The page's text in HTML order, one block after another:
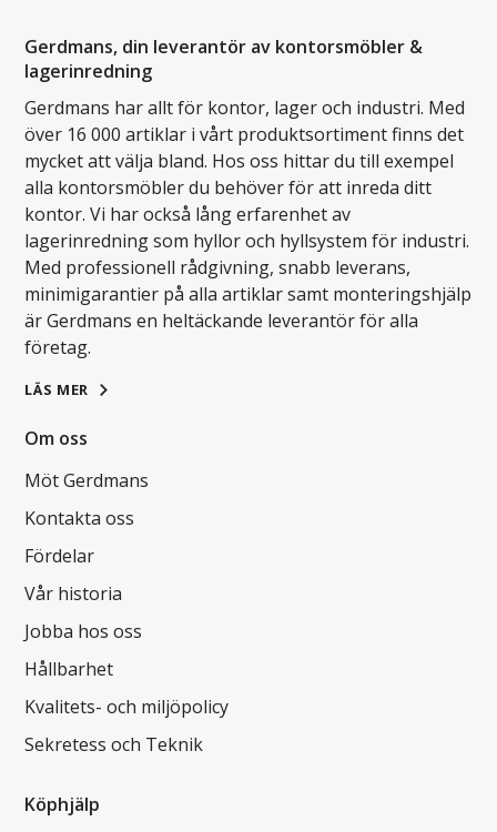
Gerdmans, din leverantör av kontorsmöbler &
lagerinredning
Gerdmans har allt för kontor, lager och industri. Med
över 16 000 artiklar i vårt produktsortiment finns det
mycket att välja bland. Hos oss hittar du till exempel
alla kontorsmöbler du behöver för att inreda ditt
kontor. Vi har också lång erfarenhet av
lagerinredning som hyllor och hyllsystem för industri.
Med professionell rådgivning, snabb leverans,
minimigarantier på alla artiklar samt monteringshjälp
är Gerdmans en heltäckande leverantör för alla
företag.
LÄS MER
Om oss
Möt Gerdmans
Kontakta oss
Fördelar
Vår historia
Jobba hos oss
Hållbarhet
Kvalitets- och miljöpolicy
Sekretess och Teknik
Köphjälp